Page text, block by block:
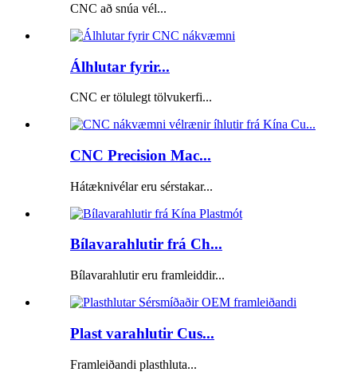
CNC að snúa vél...
Álhlutar fyrir...
CNC er tölulegt tölvukerfi...
CNC Precision Mac...
Hátæknivélar eru sérstakar...
Bílavarahlutir frá Ch...
Bílavarahlutir eru framleiddir...
Plast varahlutir Cus...
Framleiðandi plasthluta...